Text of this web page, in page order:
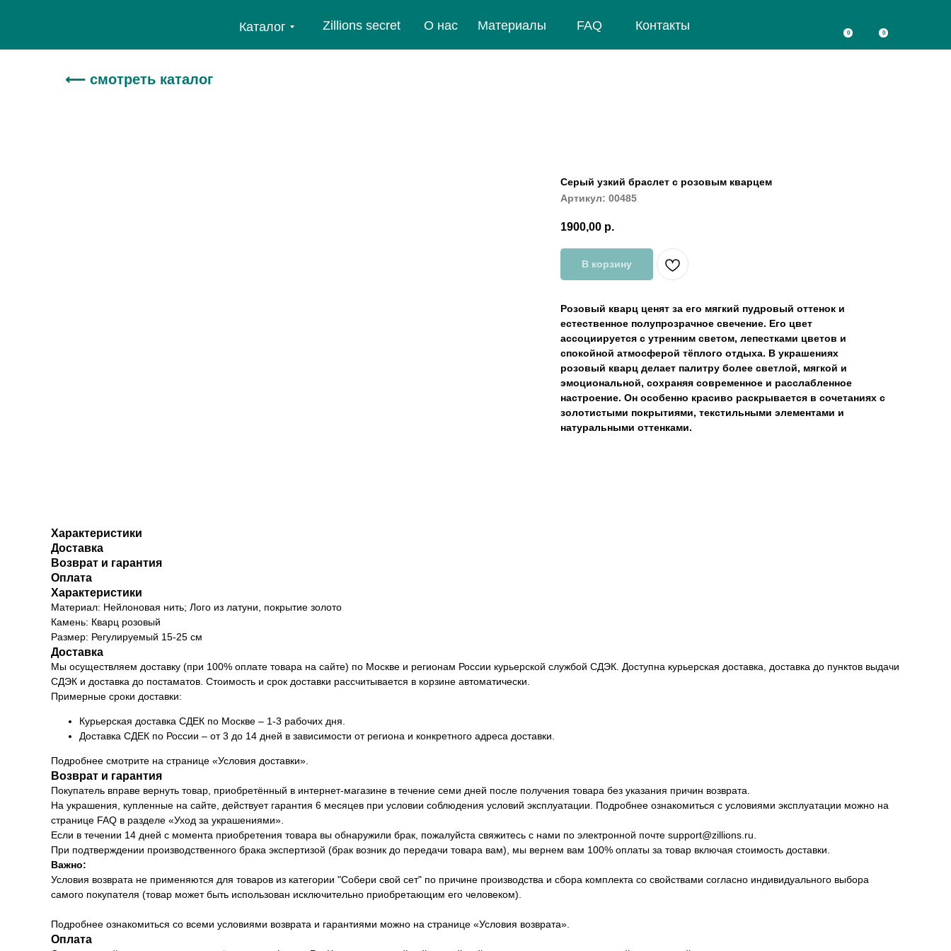
Контакты
FAQ
Материалы
О нас
Zillions secret
Каталог 0
0
⟵ смотреть каталог
Серый узкий браслет с розовым кварцем
Артикул: 00485
1900,00 р.
В корзину
Розовый кварц ценят за его мягкий пудровый оттенок и
естественное полупрозрачное свечение. Его цвет
ассоциируется с утренним светом, лепестками цветов и
спокойной атмосферой тёплого отдыха. В украшениях
розовый кварц делает палитру более светлой, мягкой и
эмоциональной, сохраняя современное и расслабленное
настроение. Он особенно красиво раскрывается в сочетаниях с
золотистыми покрытиями, текстильными элементами и
натуральными оттенками.
Характеристики
Доставка
Возврат и гарантия
Оплата
Характеристики
Материал: Нейлоновая нить; Лого из латуни, покрытие золото
Камень: Кварц розовый
Размер: Регулируемый 15-25 см
Доставка
Мы осуществляем доставку (при 100% оплате товара на сайте) по Москве и регионам России курьерской службой СДЭК. Доступна курьерская доставка, доставка до пунктов выдачи
СДЭК и доставка до постаматов. Стоимость и срок доставки рассчитывается в корзине автоматически.
Примерные сроки доставки:
Курьерская доставка СДЕК по Москве – 1-3 рабочих дня.
Доставка СДЕК по России – от 3 до 14 дней в зависимости от региона и конкретного адреса доставки.
Подробнее смотрите на странице «Условия доставки».
Возврат и гарантия
Покупатель вправе вернуть товар, приобретённый в интернет-магазине в течение семи дней после получения товара без указания причин возврата.
На украшения, купленные на сайте, действует гарантия 6 месяцев при условии соблюдения условий эксплуатации. Подробнее ознакомиться с условиями эксплуатации можно на
странице FAQ в разделе «Уход за украшениями».
Если в течении 14 дней с момента приобретения товара вы обнаружили брак, пожалуйста свяжитесь с нами по электронной почте support@zillions.ru.
При подтверждении производственного брака экспертизой (брак возник до передачи товара вам), мы вернем вам 100% оплаты за товар включая стоимость доставки.
Важно:
Условия возврата не применяются для товаров из категории "Собери свой сет" по причине производства и сбора комплекта со свойствами согласно индивидуального выбора
самого покупателя (товар может быть использован исключительно приобретающим его человеком).
Подробнее ознакомиться со всеми условиями возврата и гарантиями можно на странице «Условия возврата».
Оплата